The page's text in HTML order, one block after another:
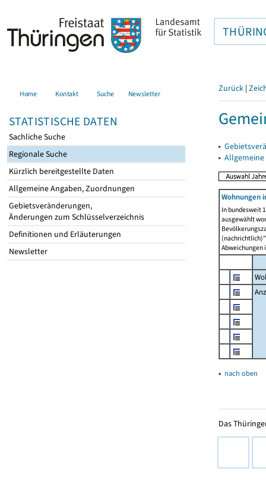
Home Kontakt Suche Newsletter
STATISTISCHE DATEN
Sachliche Suche
Regionale Suche
Kürzlich bereitgestellte Daten
Allgemeine Angaben, Zuordnungen
Gebietsveränderungen,
Änderungen zum Schlüsselverzeichnis
Definitionen und Erläuterungen
Newsletter
Zurück |
▸
▸
Wohnungen
In bundesweit
ausgewählt
Abweichungen
▴ nach oben
Das